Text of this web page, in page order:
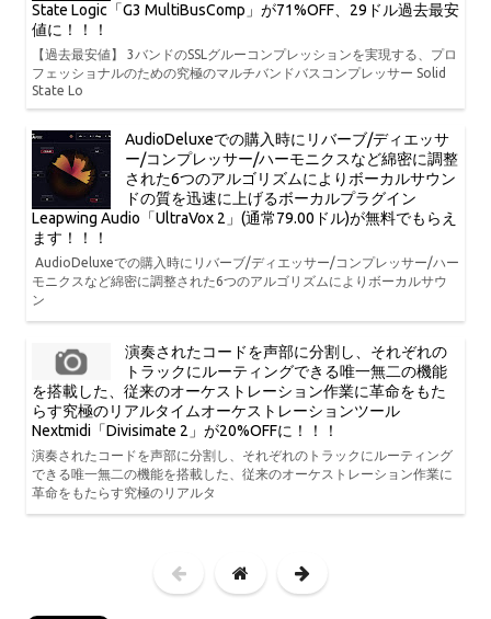
State Logic「G3 MultiBusComp」が71%OFF、29ドル過去最安
値に！！！
【過去最安値】 3バンドのSSLグルーコンプレッションを実現する、プロ
フェッショナルのための究極のマルチバンドバスコンプレッサー Solid
State Lo
AudioDeluxeでの購入時にリバーブ/ディエッサ
ー/コンプレッサー/ハーモニクスなど綿密に調整
された6つのアルゴリズムによりボーカルサウン
ドの質を迅速に上げるボーカルプラグイン
Leapwing Audio「UltraVox 2」(通常79.00ドル)が無料でもらえ
ます！！！
AudioDeluxeでの購入時にリバーブ/ディエッサー/コンプレッサー/ハー
モニクスなど綿密に調整された6つのアルゴリズムによりボーカルサウ
ン
演奏されたコードを声部に分割し、それぞれの
トラックにルーティングできる唯一無二の機能
を搭載した、従来のオーケストレーション作業に革命をもた
らす究極のリアルタイムオーケストレーションツール
Nextmidi「Divisimate 2」が20%OFFに！！！
演奏されたコードを声部に分割し、それぞれのトラックにルーティング
できる唯一無二の機能を搭載した、従来のオーケストレーション作業に
革命をもたらす究極のリアルタ